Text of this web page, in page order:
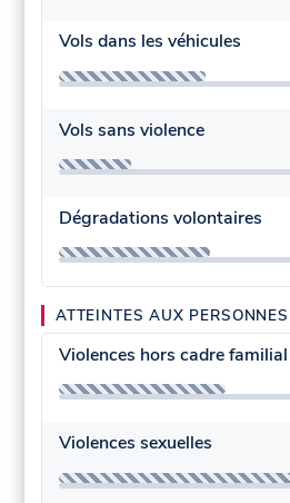
Vols dans les véhicules
Vols sans violence
Dégradations volontaires
ATTEINTES AUX PERSONNES
Violences hors cadre familial
Violences sexuelles